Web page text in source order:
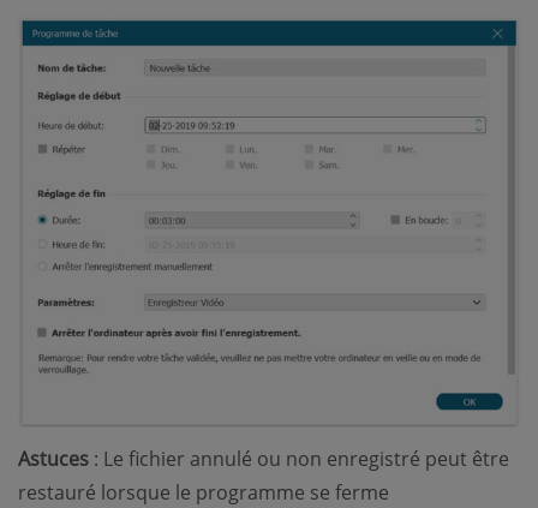
Astuces : Le fichier annulé ou non enregistré peut être
restauré lorsque le programme se ferme